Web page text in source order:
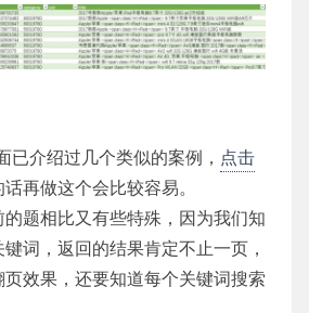
已介绍过几个类似的案例， 点击
话再做这个会比较容易。
题相比又有些特殊，因为我们知
词，返回的结果肯定不止一页，
效果，还要知道每个关键词搜索